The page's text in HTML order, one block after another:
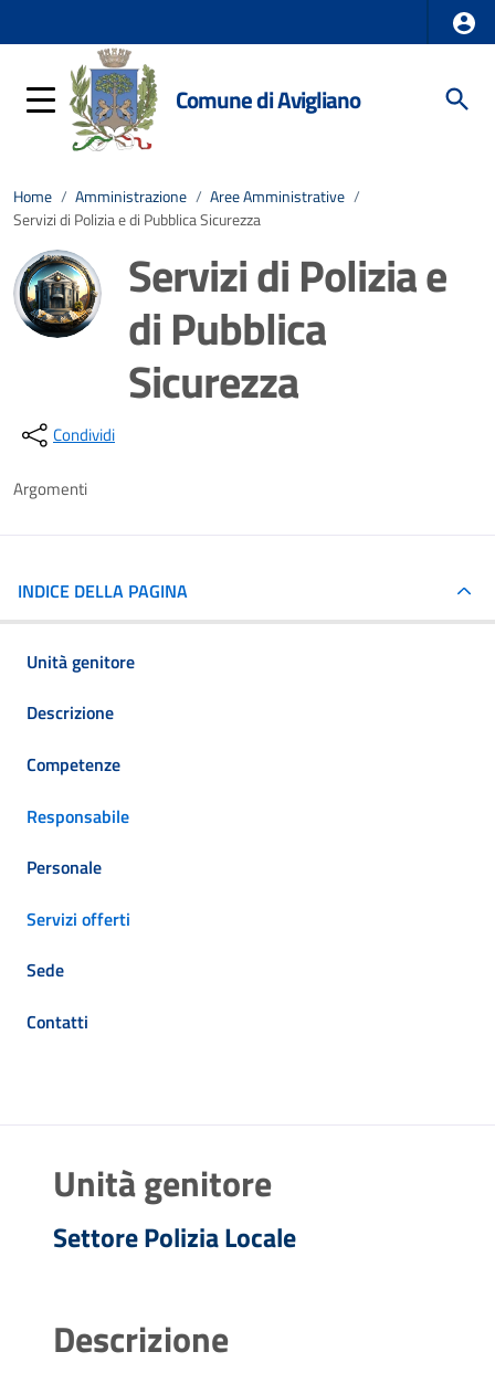
Comune di Avigliano
Home / Amministrazione / Aree Amministrative /
Servizi di Polizia e di Pubblica Sicurezza
Servizi di Polizia e
di Pubblica
Sicurezza
Condividi
Argomenti
INDICE DELLA PAGINA
Unità genitore
Descrizione
Competenze
Responsabile
Personale
Servizi offerti
Sede
Contatti
Unità genitore
Settore Polizia Locale
Descrizione